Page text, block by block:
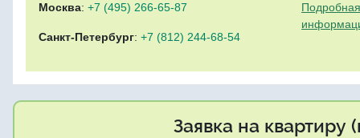
Москва: +7 (495) 266-65-87
Санкт-Петербург: +7 (812) 244-68-54
Заявка на квартиру